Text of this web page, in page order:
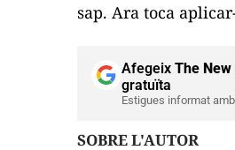
sap. Ara toca
Afegeix The
gratuïta
Estigues informat
SOBRE L'AUTOR